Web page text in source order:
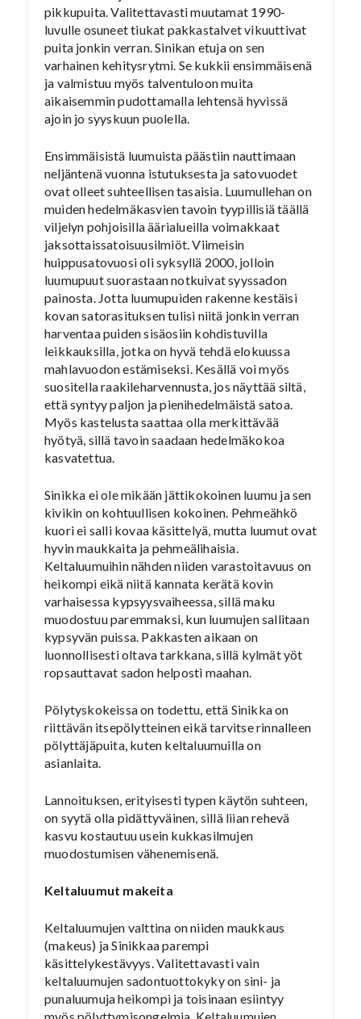
pikkupuita. Valitettavasti muutamat 1990-
luvulle osuneet tiukat pakkastalvet vikuuttivat
puita jonkin verran. Sinikan etuja on sen
varhainen kehitysrytmi. Se kukkii ensimmäisenä
ja valmistuu myös talventuloon muita
aikaisemmin pudottamalla lehtensä hyvissä
ajoin jo syyskuun puolella.
Ensimmäisistä luumuista päästiin nauttimaan
neljäntenä vuonna istutuksesta ja satovuodet
ovat olleet suhteellisen tasaisia. Luumullehan on
muiden hedelmäkasvien tavoin tyypillisiä täällä
viljelyn pohjoisilla äärialueilla voimakkaat
jaksottaissatoisuusilmiöt. Viimeisin
huippusatovuosi oli syksyllä 2000, jolloin
luumupuut suorastaan notkuivat syyssadon
painosta. Jotta luumupuiden rakenne kestäisi
kovan satorasituksen tulisi niitä jonkin verran
harventaa puiden sisäosiin kohdistuvilla
leikkauksilla, jotka on hyvä tehdä elokuussa
mahlavuodon estämiseksi. Kesällä voi myös
suositella raakileharvennusta, jos näyttää siltä,
että syntyy paljon ja pienihedelmäistä satoa.
Myös kastelusta saattaa olla merkittävää
hyötyä, sillä tavoin saadaan hedelmäkokoa
kasvatettua.
Sinikka ei ole mikään jättikokoinen luumu ja sen
kivikin on kohtuullisen kokoinen. Pehmeähkö
kuori ei salli kovaa käsittelyä, mutta luumut ovat
hyvin maukkaita ja pehmeälihaisia.
Keltaluumuihin nähden niiden varastoitavuus on
heikompi eikä niitä kannata kerätä kovin
varhaisessa kypsyysvaiheessa, sillä maku
muodostuu paremmaksi, kun luumujen sallitaan
kypsyvän puissa. Pakkasten aikaan on
luonnollisesti oltava tarkkana, sillä kylmät yöt
ropsauttavat sadon helposti maahan.
Pölytyskokeissa on todettu, että Sinikka on
riittävän itsepölytteinen eikä tarvitse rinnalleen
pölyttäjäpuita, kuten keltaluumuilla on
asianlaita.
Lannoituksen, erityisesti typen käytön suhteen,
on syytä olla pidättyväinen, sillä liian rehevä
kasvu kostautuu usein kukkasilmujen
muodostumisen vähenemisenä.
Keltaluumut makeita
Keltaluumujen valttina on niiden maukkaus
(makeus) ja Sinikkaa parempi
käsittelykestävyys. Valitettavasti vain
keltaluumujen sadontuottokyky on sini- ja
punaluumuja heikompi ja toisinaan esiintyy